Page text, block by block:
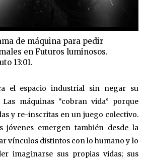
de máquina para pedir
en Futuros luminosos.
13:01.
el espacio industrial sin negar su
máquinas “cobran vida” porque
y re-inscritas en un juego colectivo.
jóvenes emergen también desde la
vínculos distintos con lo humano y lo
imaginarse sus propias vidas; sus